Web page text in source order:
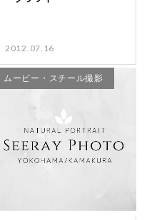
2012.07.16
ムービー・スチール撮影